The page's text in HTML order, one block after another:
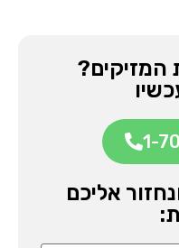
המזיקים?
1-
אליכם